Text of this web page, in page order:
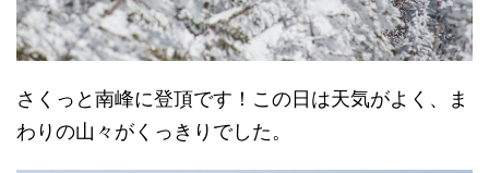
さくっと南峰に登頂です！この日は天気がよく、ま
わりの山々がくっきりでした。